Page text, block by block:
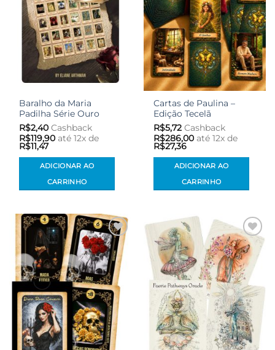
Baralho da Maria
Padilha Série Ouro
R$2,40 Cashback
R$119,90 até 12x de
R$11,47
ADICIONAR AO
CARRINHO
Cartas de Paulina –
Edição Tecelã
R$5,72 Cashback
R$286,00 até 12x de
R$27,36
ADICIONAR AO
CARRINHO
Adicionar
aos meus
desejos
Adicionar
aos meus
desejos